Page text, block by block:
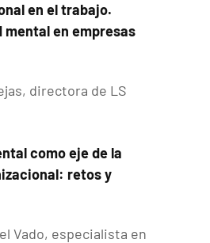
en el trabajo.
mental en empresas
directora de LS
como eje de la
retos y
Vado, especialista en